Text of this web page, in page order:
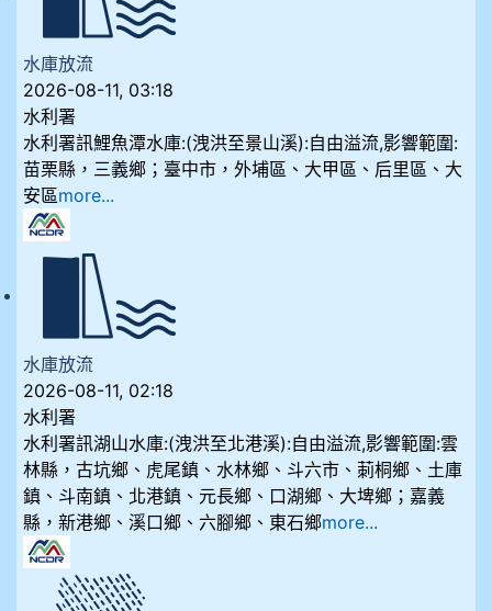
水庫放流
2026-08-11, 03:18
水利署
水利署訊鯉魚潭水庫:(洩洪至景山溪):自由溢流,影響範圍:
苗栗縣，三義鄉；臺中市，外埔區、大甲區、后里區、大
安區more...
水庫放流
2026-08-11, 02:18
水利署
水利署訊湖山水庫:(洩洪至北港溪):自由溢流,影響範圍:雲
林縣，古坑鄉、虎尾鎮、水林鄉、斗六市、莿桐鄉、土庫
鎮、斗南鎮、北港鎮、元長鄉、口湖鄉、大埤鄉；嘉義
縣，新港鄉、溪口鄉、六腳鄉、東石鄉more...